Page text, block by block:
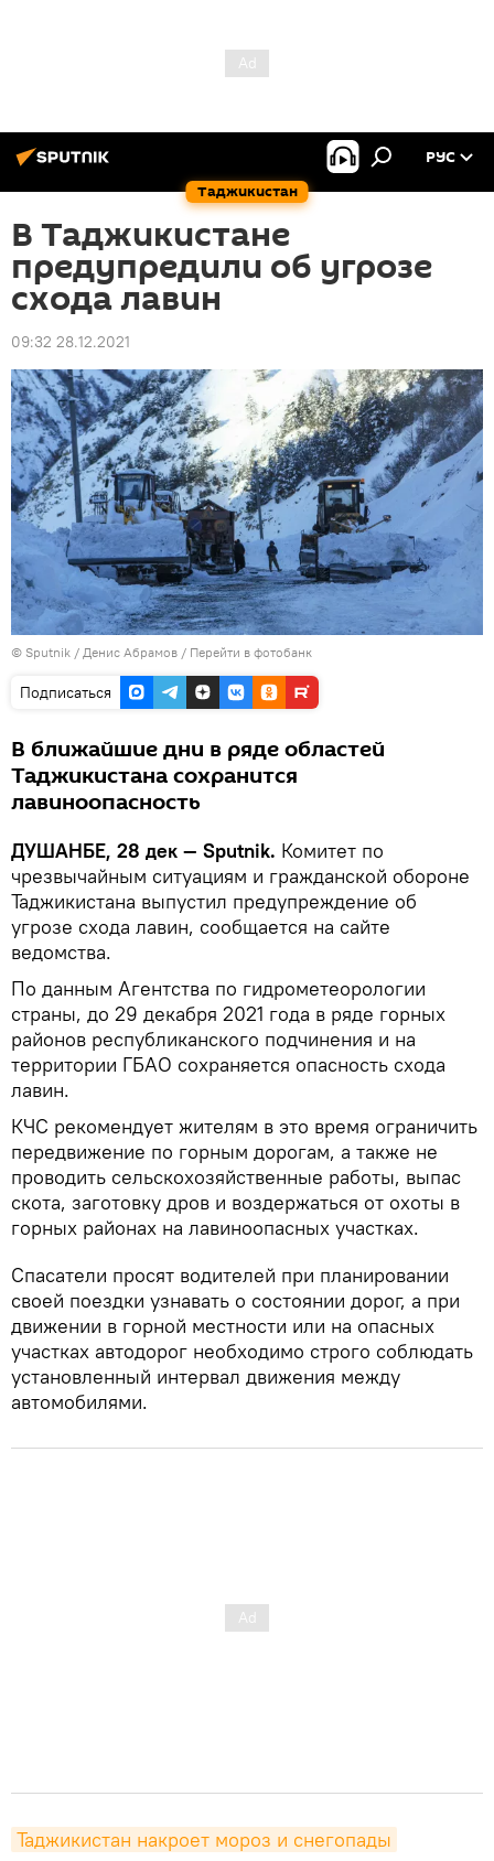
Таджикистан
РУС
В Таджикистане
предупредили об угрозе
схода лавин
09:32 28.12.2021
© Sputnik / Денис Абрамов / Перейти в фотобанк
Подписаться
В ближайшие дни в ряде областей
Таджикистана сохранится
лавиноопасность
ДУШАНБЕ, 28 дек — Sputnik. Комитет по
чрезвычайным ситуациям и гражданской обороне
Таджикистана выпустил предупреждение об
угрозе схода лавин, сообщается на сайте
ведомства.
По данным Агентства по гидрометеорологии
страны, до 29 декабря 2021 года в ряде горных
районов республиканского подчинения и на
территории ГБАО сохраняется опасность схода
лавин.
КЧС рекомендует жителям в это время ограничить
передвижение по горным дорогам, а также не
проводить сельскохозяйственные работы, выпас
скота, заготовку дров и воздержаться от охоты в
горных районах на лавиноопасных участках.
Спасатели просят водителей при планировании
своей поездки узнавать о состоянии дорог, а при
движении в горной местности или на опасных
участках автодорог необходимо строго соблюдать
установленный интервал движения между
автомобилями.
Таджикистан накроет мороз и снегопады